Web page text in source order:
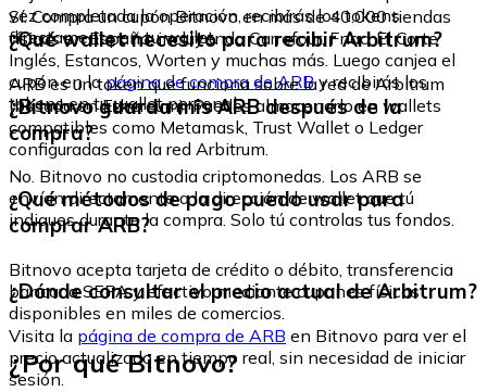
vez completada la operación, recibirás los tokens
directamente en tu wallet.
Sí. Compra un cupón Bitnovo en más de 40.000 tiendas
físicas en España, incluyendo Carrefour, Fnac, El Corte
Inglés, Estancos, Worten y muchas más. Luego canjea el
cupón en lapágina de compra de ARBy recibirás los
tokens en tu wallet personal.
¿Qué wallet necesito para recibir Arbitrum?
ARB es un token que funciona sobre la red de Arbitrum
(basada en Ethereum). Puedes almacenarlo en wallets
compatibles como Metamask, Trust Wallet o Ledger
configuradas con la red Arbitrum.
¿Bitnovo guarda mis ARB después de la
compra?
No. Bitnovo no custodia criptomonedas. Los ARB se
envían directamente a la dirección de wallet que tú
indiques durante la compra. Solo tú controlas tus fondos.
¿Qué métodos de pago puedo usar para
comprar ARB?
Bitnovo acepta tarjeta de crédito o débito, transferencia
bancaria SEPA y efectivo mediante cupones físicos
disponibles en miles de comercios.
¿Dónde consultar el precio actual de Arbitrum?
Visita la página de compra de ARB en Bitnovo para ver el
precio actualizado en tiempo real, sin necesidad de iniciar
sesión.
¿Por qué Bitnovo?